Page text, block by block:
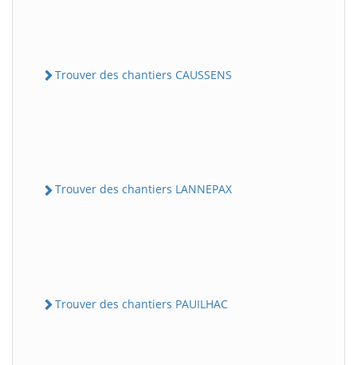
Trouver des chantiers CAUSSENS
Trouver des chantiers LANNEPAX
Trouver des chantiers PAUILHAC